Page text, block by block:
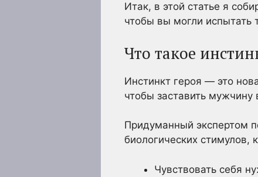
Итак, в этой статье я
чтобы вы могли испытать
Что такое
Инстинкт героя — это
чтобы заставить
Придуманный экспертом
биологических стимулов,
Чувствовать себя